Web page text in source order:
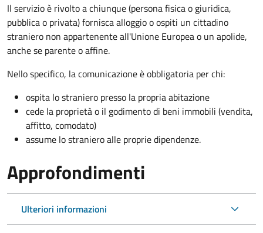
Il servizio è rivolto a chiunque (persona fisica o giuridica,
pubblica o privata) fornisca alloggio o ospiti un cittadino
straniero non appartenente all'Unione Europea o un apolide,
anche se parente o affine.
Nello specifico, la comunicazione è obbligatoria per chi:
ospita lo straniero presso la propria abitazione
cede la proprietà o il godimento di beni immobili (vendita,
affitto, comodato)
assume lo straniero alle proprie dipendenze.
Approfondimenti
Ulteriori informazioni